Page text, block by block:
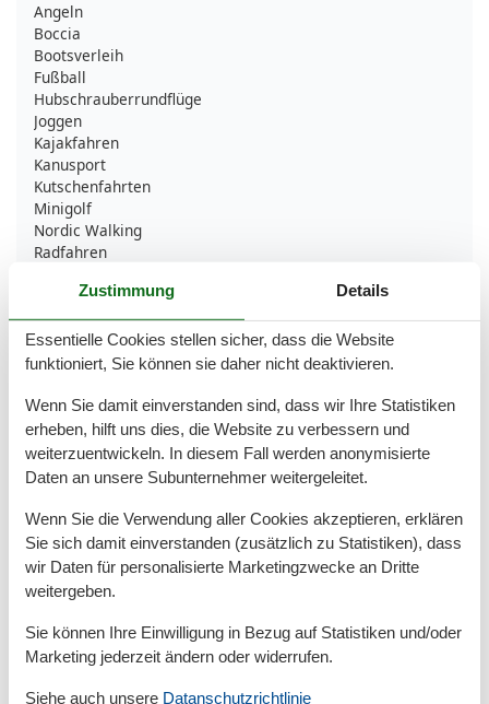
Angeln
Boccia
Bootsverleih
Fußball
Hubschrauberrundflüge
Joggen
Kajakfahren
Kanusport
Kutschenfahrten
Minigolf
Nordic Walking
Radfahren
Rudern
Schwimmen
Segeln
Sportliche Aktivitäten
Tauchen
Wandern
Wassersport
Anzahl der Duschen
1
Badezimmerfenster
Dusche
Waschbecken
Basic
Zustimmung Details
Essentielle Cookies stellen sicher, dass die Website
funktioniert, Sie können sie daher nicht deaktivieren.
Wenn Sie damit einverstanden sind, dass wir Ihre Statistiken
erheben, hilft uns dies, die Website zu verbessern und
weiterzuentwickeln. In diesem Fall werden anonymisierte
Daten an unsere Subunternehmer weitergeleitet.
Wenn Sie die Verwendung aller Cookies akzeptieren, erklären
Sie sich damit einverstanden (zusätzlich zu Statistiken), dass
wir Daten für personalisierte Marketingzwecke an Dritte
weitergeben.
Sie können Ihre Einwilligung in Bezug auf Statistiken und/oder
Marketing jederzeit ändern oder widerrufen.
Siehe auch unsere Datanschutzrichtlinie